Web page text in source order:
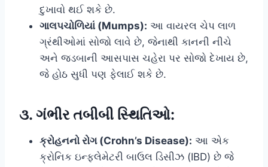
દુખાવો થઈ શકે છે.
ગાલપચોળિયાં (Mumps): આ વાયરલ ચેપ લાળ
ગ્રંથીઓમાં સોજો લાવે છે, જેનાથી કાનની નીચે
અને જડબાની આસપાસ ચહેરા પર સોજો દેખાય છે,
જે હોઠ સુધી પણ ફેલાઈ શકે છે.
૩. ગંભીર તબીબી સ્થિતિઓ:
ક્રોહનનો રોગ (Crohn’s Disease): આ એક
ક્રોનિક ઇન્ફ્લેમેટરી બાઉલ ડિસીઝ (IBD) છે જે